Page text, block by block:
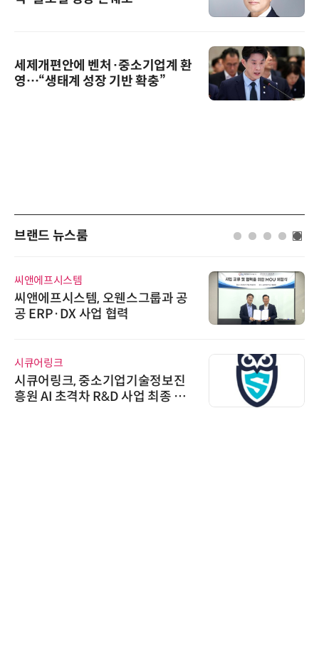
세제개편안에 벤처·중소기업계 환
영…“생태계 성장 기반 확충”
브랜드 뉴스룸
씨앤에프시스템
씨앤에프시스템, 오웬스그룹과 공
공 ERP·DX 사업 협력
시큐어링크
시큐어링크, 중소기업기술정보진
흥원 AI 초격차 R&D 사업 최종 선